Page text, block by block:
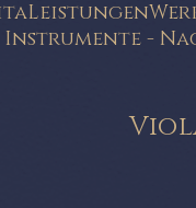
Leistungen
Instrumente -